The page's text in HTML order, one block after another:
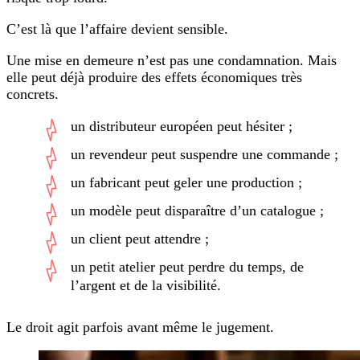
C’est là que l’affaire devient sensible.
Une mise en demeure n’est pas une condamnation. Mais
elle peut déjà produire des effets économiques très
concrets.
un distributeur européen peut hésiter ;
un revendeur peut suspendre une commande ;
un fabricant peut geler une production ;
un modèle peut disparaître d’un catalogue ;
un client peut attendre ;
un petit atelier peut perdre du temps, de
l’argent et de la visibilité.
Le droit agit parfois avant même le jugement.